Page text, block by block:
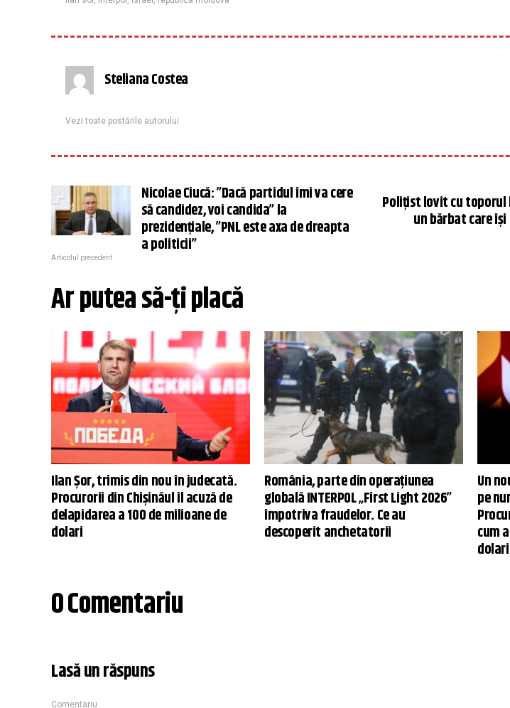
Steliana Costea
Vezi toate postările autorului
Nicolae Ciucă: ”Dacă partidul îmi va cere
să candidez, voi candida” la
prezidenţiale, ”PNL este axa de dreapta
a politicii”
Articolul precedent
Polițist lovit cu toporul
un bărbat care
Ar putea să-ți placă
Ilan Șor, trimis din nou în judecată.
Procurorii din Chișinăul îl acuză de
delapidarea a 100 de milioane de
dolari
România, parte din operațiunea
globală INTERPOL „First Light 2026”
împotriva fraudelor. Ce au
descoperit anchetatorii
Un
pe
cum
dolari
0 Comentariu
Lasă un răspuns
Comentariu